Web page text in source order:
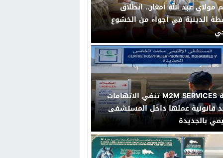
عبد الله أمغار.. انطلاق
الدينية في أجواء من الخشوع
شركة M2M SERVICES تنفي الاتهامات
قانونية عملها داخل المستشفى
بالجديدة